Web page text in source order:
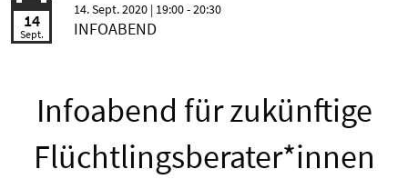
14
Sept.
14. Sept. 2020 | 19:00 - 20:30
INFOABEND
Infoabend für zukünftige
Flüchtlingsberater*innen